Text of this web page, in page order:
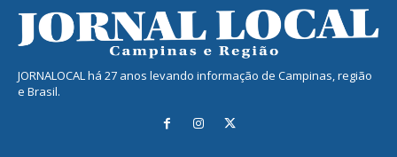
JORNALOCAL há 27 anos levando informação de Campinas, região
e Brasil.